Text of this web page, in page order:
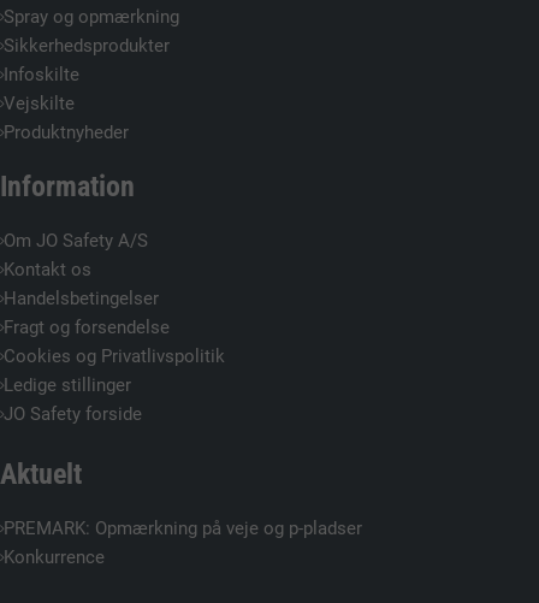
Spray og opmærkning
Sikkerhedsprodukter
Infoskilte
Vejskilte
Produktnyheder
Information
Om JO Safety A/S
Kontakt os
Handelsbetingelser
Fragt og forsendelse
Cookies og Privatlivspolitik
Ledige stillinger
JO Safety forside
Aktuelt
PREMARK: Opmærkning på veje og p-pladser
Konkurrence